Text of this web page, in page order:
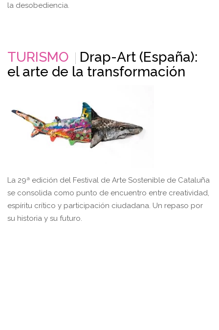
la desobediencia.
TURISMO
Drap-Art (España):
el arte de la transformación
La 29ª edición del Festival de Arte Sostenible de Cataluña
se consolida como punto de encuentro entre creatividad,
espíritu crítico y participación ciudadana. Un repaso por
su historia y su futuro.